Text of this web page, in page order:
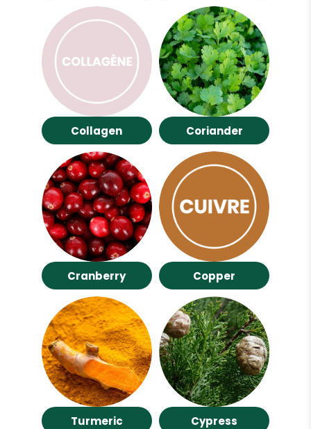
Collagen Coriander
Cranberry Copper
Turmeric Cypress